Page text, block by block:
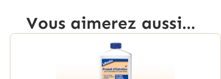
Vous aimerez aussi...